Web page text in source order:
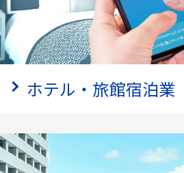
ホテル・旅館宿泊業